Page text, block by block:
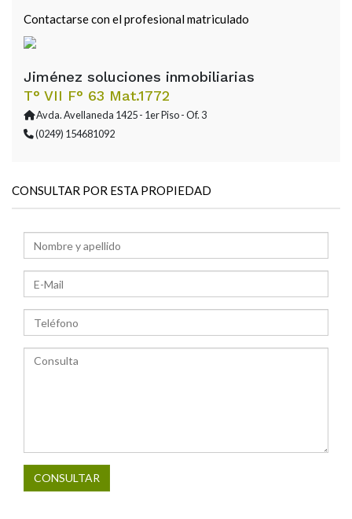
Contactarse con el profesional matriculado
Jiménez soluciones inmobiliarias
T° VII F° 63 Mat.1772
Avda. Avellaneda 1425 - 1er Piso - Of. 3
(0249) 154681092
CONSULTAR POR ESTA PROPIEDAD
CONSULTAR